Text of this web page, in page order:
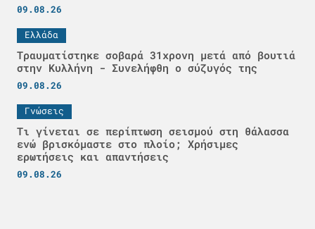
09.08.26
Ελλάδα
Τραυματίστηκε σοβαρά 31χρονη μετά από βουτιά
στην Κυλλήνη - Συνελήφθη ο σύζυγός της
09.08.26
Γνώσεις
Τι γίνεται σε περίπτωση σεισμού στη θάλασσα
ενώ βρισκόμαστε στο πλοίο; Χρήσιμες
ερωτήσεις και απαντήσεις
09.08.26